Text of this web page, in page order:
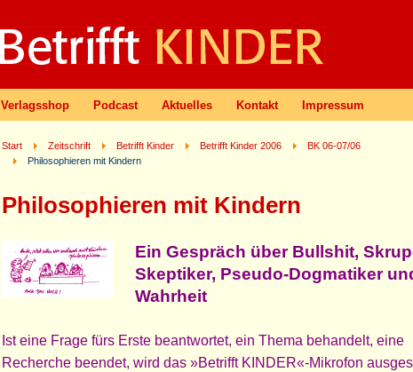
Verlagsshop Podcast Aktuelles Kontakt Impressum
Start Zeitschrift Betrifft Kinder Betrifft Kinder 2006
BK 06-07/06
Philosophieren mit Kindern
Philosophieren mit Kindern
Ein Gespräch über Bullshit,
Skeptiker, Pseudo-Dogmatiker
Wahrheit
Ist eine Frage fürs Erste beantwortet, ein Thema behandelt, eine
Recherche beendet, wird das »Betrifft KINDER«-Mikrofon